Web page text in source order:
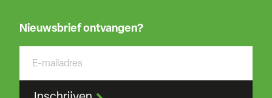
Nieuwsbrief ontvangen?